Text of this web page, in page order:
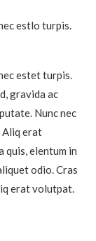
estlo turpis.
estet turpis.
gravida ac
Nunc nec
Aliq erat
quis, elentum in
odio. Cras
erat volutpat.